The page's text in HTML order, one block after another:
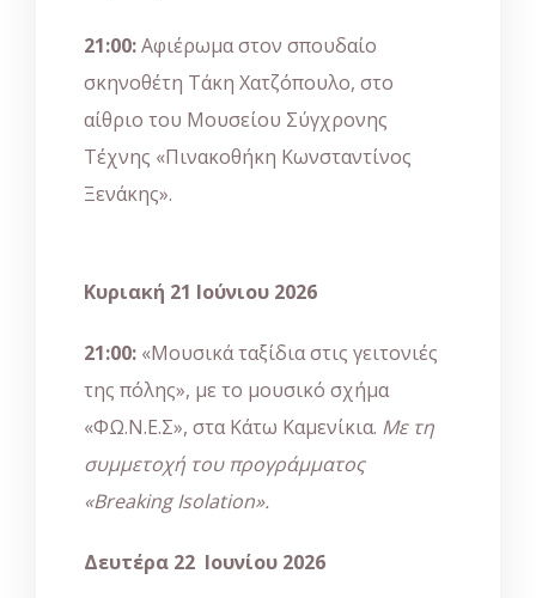
21:00:Αφιέρωμα στον σπουδαίο
σκηνοθέτη Τάκη Χατζόπουλο, στο
αίθριο του Μουσείου Σύγχρονης
Τέχνης «Πινακοθήκη Κωνσταντίνος
Ξενάκης».
Κυριακή 21 Ιούνιου 2026
21:00: «Μουσικά ταξίδια στις γειτονιές
της πόλης», με το μουσικό σχήμα
«ΦΩ.Ν.Ε.Σ», στα Κάτω Καμενίκια. Με τη
συμμετοχή του προγράμματος
«Βreaking Ιsolation».
Δευτέρα 22 Ιουνίου 2026